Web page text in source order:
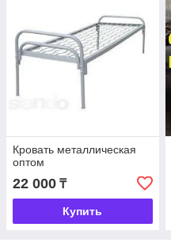
Кровать металлическая
оптом
22 000 ₸
Купить